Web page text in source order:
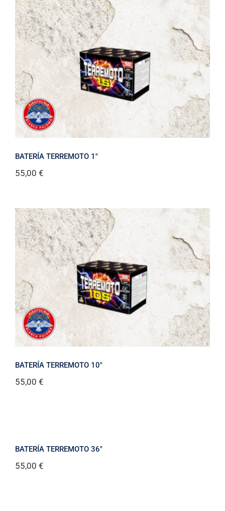
BATERÍA TERREMOTO 1″
55,00 €
BATERÍA TERREMOTO 10″
55,00 €
BATERÍA TERREMOTO 36″
55,00 €